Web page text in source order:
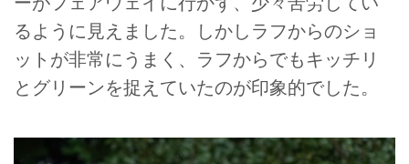
るように見えました。しかしラフからのショ
ットが非常にうまく、ラフからでもキッチリ
とグリーンを捉えていたのが印象的でした。